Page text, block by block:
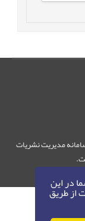
در این
طریق
مدیریت نشریات